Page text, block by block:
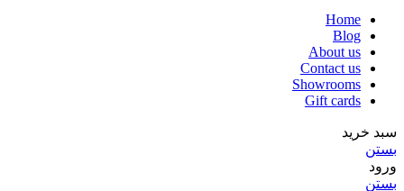
Home
Blog
About us
Contact us
Showrooms
Gift cards
سبد خرید
بستن
ورود
بستن